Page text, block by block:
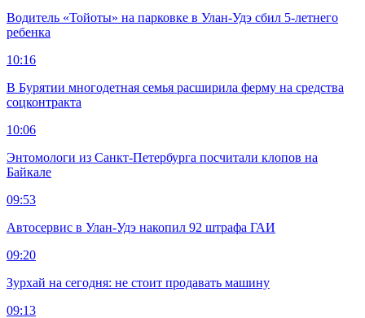
Водитель «Тойоты» на парковке в Улан-Удэ сбил 5-летнего
ребенка
10:16
В Бурятии многодетная семья расширила ферму на средства
соцконтракта
10:06
Энтомологи из Санкт-Петербурга посчитали клопов на
Байкале
09:53
Автосервис в Улан-Удэ накопил 92 штрафа ГАИ
09:20
Зурхай на сегодня: не стоит продавать машину
09:13